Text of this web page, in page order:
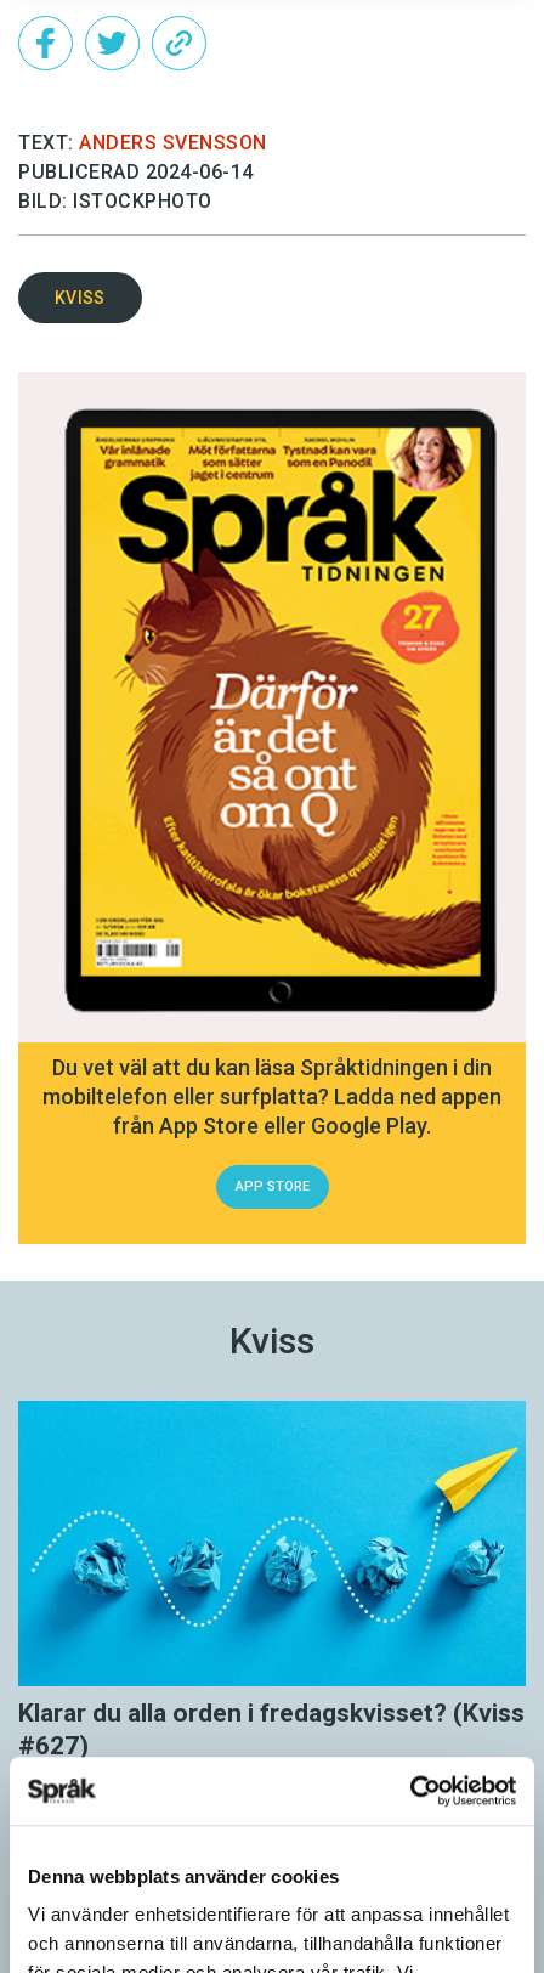
Denna webbplats använder cookies
Vi använder enhetsidentifierare för att anpassa innehållet
och annonserna till användarna, tillhandahålla funktioner
TEXT: ANDERS SVENSSON
PUBLICERAD 2024-06-14
BILD: ISTOCKPHOTO
KVISS
Du vet väl att du kan läsa Språktidningen i din
mobiltelefon eller surfplatta? Ladda ned appen
från App Store eller Google Play.
APP STORE
Kviss
Klarar du alla orden i fredagskvisset? (Kviss
#627)
KVISS
Vet du vad dom här tolv orden betyder? Dom korrekta svaren är